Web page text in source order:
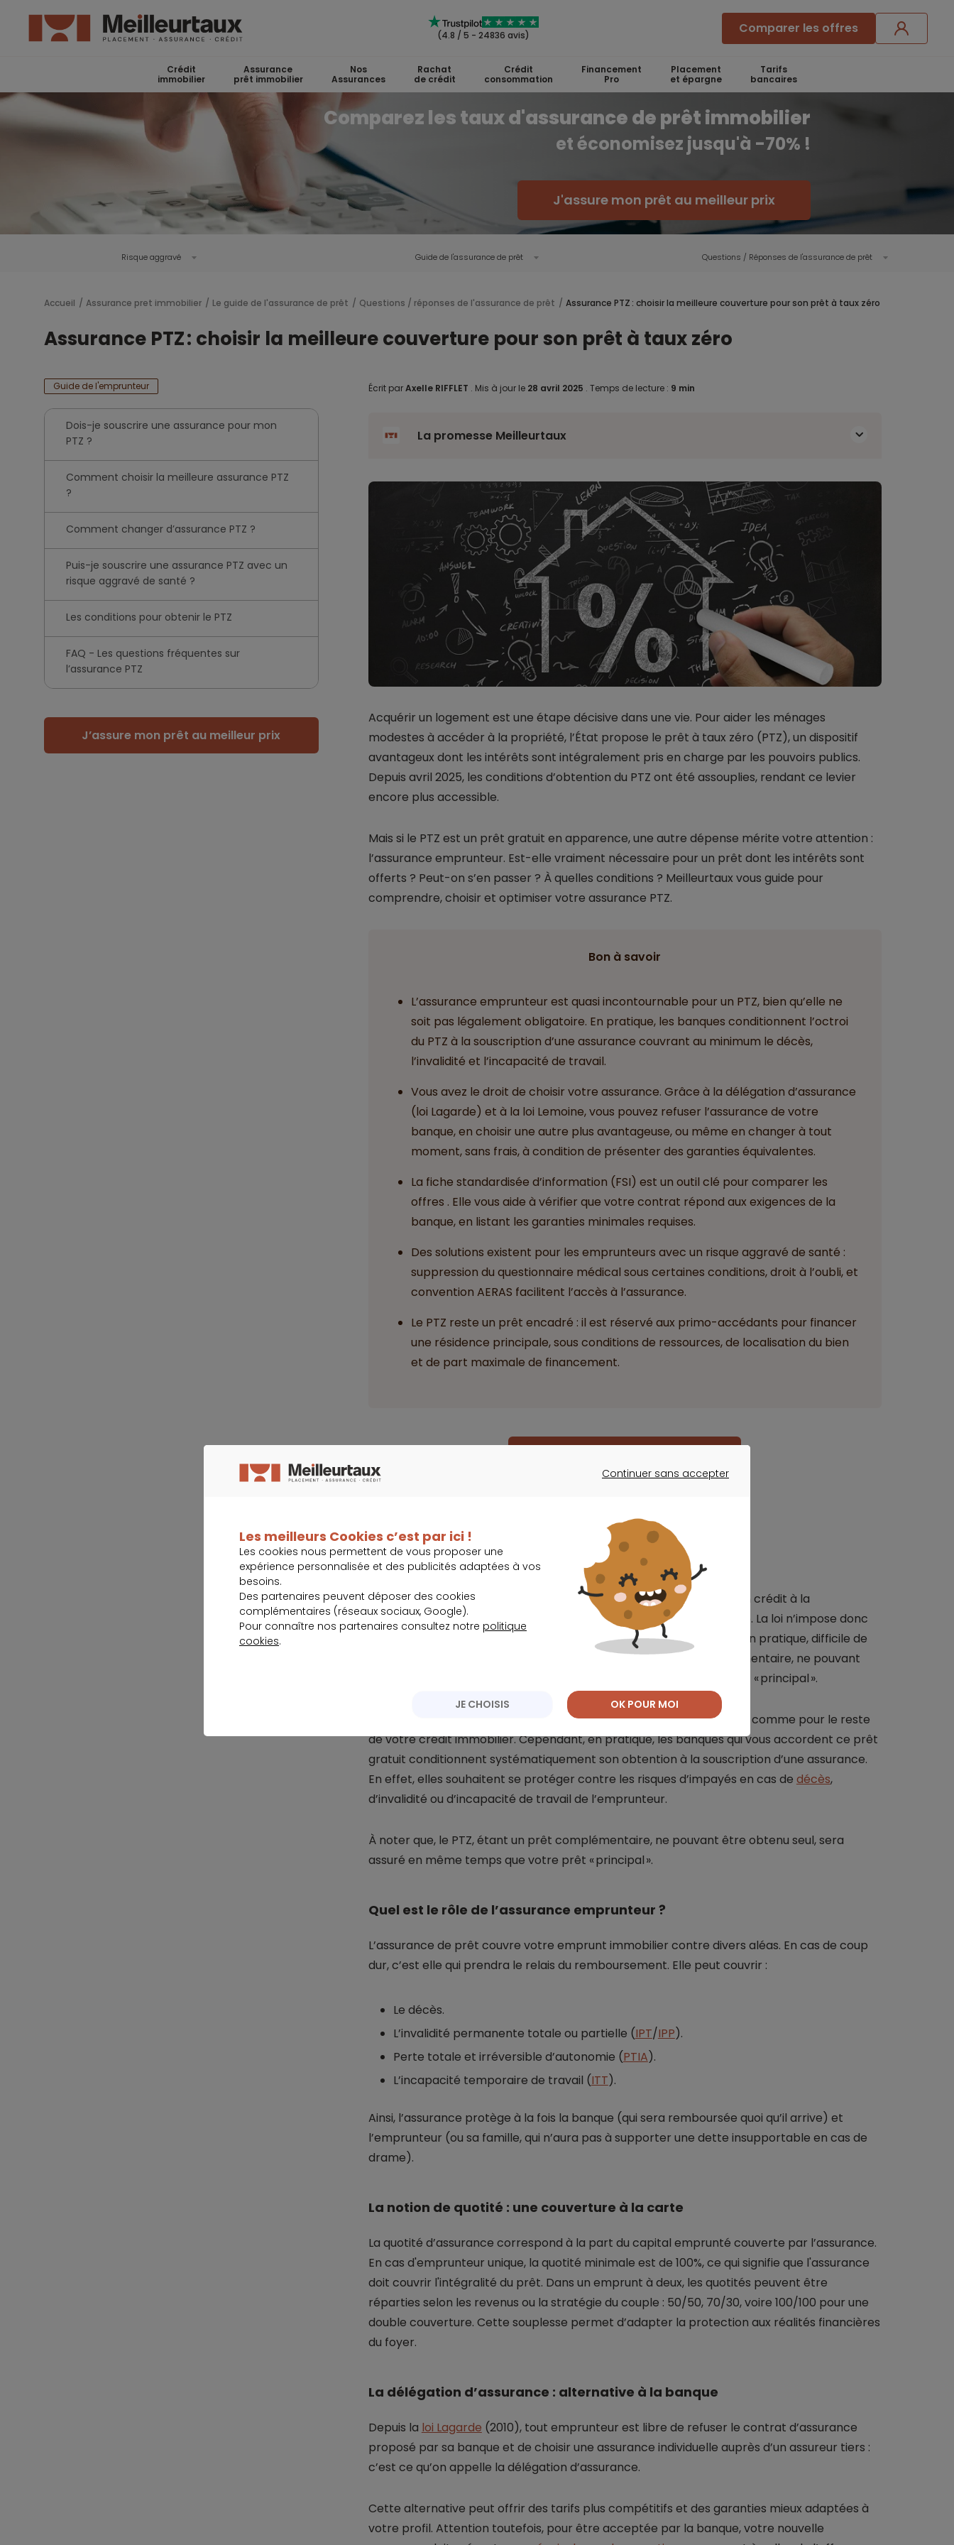
(4.8 / 5 - 24836 avis) Comparer les offres
Crédit
immobilier
Assurance
prêt immobilier
Nos
Assurances
Rachat
de crédit
Crédit
consommation
Financement
Pro
Placement
et épargne
Tarifs
bancaires
Comparez les taux d'assurance de prêt immobilier
et économisez jusqu'à -70% !
J'assure mon prêt au meilleur prix
Risque aggravé Guide de l'assurance de prêt Questions / Réponses de l'assurance de prêt
Accueil Assurance pret immobilier Le guide de l'assurance de prêt Questions / réponses de l'assurance de prêt Assurance PTZ : choisir la meilleure couverture pour son prêt à taux zéro
Assurance PTZ : choisir la meilleure couverture pour son prêt à taux zéro
Guide de l'emprunteur
Dois-je souscrire une assurance pour mon
PTZ ?
Comment choisir la meilleure assurance PTZ
?
Comment changer d’assurance PTZ ?
Puis-je souscrire une assurance PTZ avec un
risque aggravé de santé ?
Les conditions pour obtenir le PTZ
FAQ - Les questions fréquentes sur
l’assurance PTZ
J’assure mon prêt au meilleur prix
Écrit parAxelle RIFFLET . Mis à jour le 28 avril 2025 . Temps de lecture : 9 min
La promesse Meilleurtaux
Acquérir un logement est une étape décisive dans une vie. Pour aider les ménages
modestes à accéder à la propriété, l’État propose le prêt à taux zéro (PTZ), un dispositif
avantageux dont les intérêts sont intégralement pris en charge par les pouvoirs publics.
Depuis avril 2025, les conditions d’obtention du PTZ ont été assouplies, rendant ce levier
encore plus accessible.
Mais si le PTZ est un prêt gratuit en apparence, une autre dépense mérite votre attention :
l’assurance emprunteur. Est-elle vraiment nécessaire pour un prêt dont les intérêts sont
offerts ? Peut-on s’en passer ? À quelles conditions ? Meilleurtaux vous guide pour
comprendre, choisir et optimiser votre assurance PTZ.
Bon à savoir
L’assurance emprunteur est quasi incontournable pour un PTZ, bien qu’elle ne
soit pas légalement obligatoire. En pratique, les banques conditionnent l’octroi
du PTZ à la souscription d’une assurance couvrant au minimum le décès,
l’invalidité et l’incapacité de travail.
Vous avez le droit de choisir votre assurance. Grâce à la délégation d’assurance
(loi Lagarde) et à la loi Lemoine, vous pouvez refuser l’assurance de votre
banque, en choisir une autre plus avantageuse, ou même en changer à tout
moment, sans frais, à condition de présenter des garanties équivalentes.
La fiche standardisée d’information (FSI) est un outil clé pour comparer les
offres . Elle vous aide à vérifier que votre contrat répond aux exigences de la
banque, en listant les garanties minimales requises.
Des solutions existent pour les emprunteurs avec un risque aggravé de santé :
suppression du questionnaire médical sous certaines conditions, droit à l’oubli, et
convention AERAS facilitent l’accès à l’assurance.
Le PTZ reste un prêt encadré : il est réservé aux primo-accédants pour financer
une résidence principale, sous conditions de ressources, de localisation du bien
et de part maximale de financement.
Une obligation non légale, mais systématique
Que ce soit lors de la souscription d'un crédit immobilier comme d'un crédit à la
consommation, l'assurance de prêt n’est pas légalement obligatoire. La loi n’impose donc
pas de souscrire une assurance de prêt pour un PTZ non plus. Mais en pratique, difficile de
se soustraire à cette étape. À noter que le PTZ est un prêt complémentaire, ne pouvant
être obtenu seul. Il sera donc assuré en même temps que votre prêt « principal ».
prêt à taux zérosans assurance, comme pour le reste
de votre crédit immobilier. Cependant, en pratique, les banques qui vous accordent ce prêt
gratuit conditionnent systématiquement son obtention à la souscription d’une assurance.
En effet, elles souhaitent se protéger contre les risques d’impayés en cas de décès,
d’invalidité ou d’incapacité de travail de l’emprunteur.
À noter que, le PTZ, étant un prêt complémentaire, ne pouvant être obtenu seul, sera
assuré en même temps que votre prêt « principal ».
Quel est le rôle de l’assurance emprunteur ?
L’assurance de prêt couvre votre emprunt immobilier contre divers aléas. En cas de coup
dur, c’est elle qui prendra le relais du remboursement. Elle peut couvrir :
Le décès.
L’invalidité permanente totale ou partielle (IPT/IPP).
Perte totale et irréversible d’autonomie (PTIA).
L’incapacité temporaire de travail (ITT).
Ainsi, l’assurance protège à la fois la banque (qui sera remboursée quoi qu’il arrive) et
l’emprunteur (ou sa famille, qui n’aura pas à supporter une dette insupportable en cas de
drame).
La notion de quotité : une couverture à la carte
La quotité d’assurance correspond à la part du capital emprunté couverte par l’assurance.
En cas d'emprunteur unique, la quotité minimale est de 100%, ce qui signifie que l'assurance
doit couvrir l'intégralité du prêt. Dans un emprunt à deux, les quotités peuvent être
réparties selon les revenus ou la stratégie du couple : 50/50, 70/30, voire 100/100 pour une
double couverture. Cette souplesse permet d’adapter la protection aux réalités financières
du foyer.
La délégation d’assurance : alternative à la banque
Depuis la loi Lagarde (2010), tout emprunteur est libre de refuser le contrat d’assurance
proposé par sa banque et de choisir une assurance individuelle auprès d’un assureur tiers :
c’est ce qu’on appelle la délégation d’assurance.
Cette alternative peut offrir des tarifs plus compétitifs et des garanties mieux adaptées à
votre profil. Attention toutefois, pour être acceptée par la banque, votre nouvelle
Continuer sans accepter
Les meilleurs Cookies c’est par ici !
Les cookies nous permettent de vous proposer une
expérience personnalisée et des publicités adaptées à vos
besoins.
Des partenaires peuvent déposer des cookies
complémentaires (réseaux sociaux, Google).
Pour connaître nos partenaires consultez notre politique
cookies.
JE CHOISIS OK POUR MOI